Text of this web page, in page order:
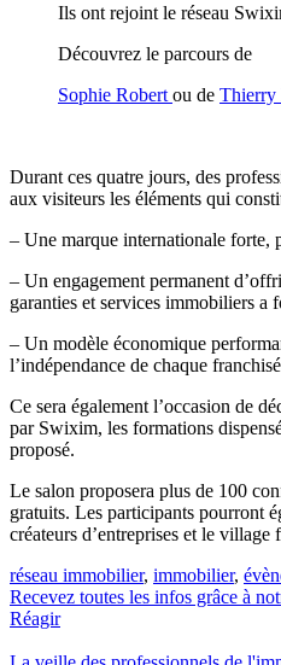
Ils ont rejoint le réseau
Découvrez le parcours de
Sophie Robert ou de Thierry
Durant ces quatre jours, des
aux visiteurs les éléments qui
– Une marque internationale forte,
– Un engagement permanent
garanties et services immobiliers a
– Un modèle économique
l’indépendance de chaque
Ce sera également l’occasion de
par Swixim, les formations
proposé.
Le salon proposera plus de 100
gratuits. Les participants pourront
créateurs d’entreprises et le
réseau immobilier, immobilier,
Recevez toutes les infos grâce à
Réagir